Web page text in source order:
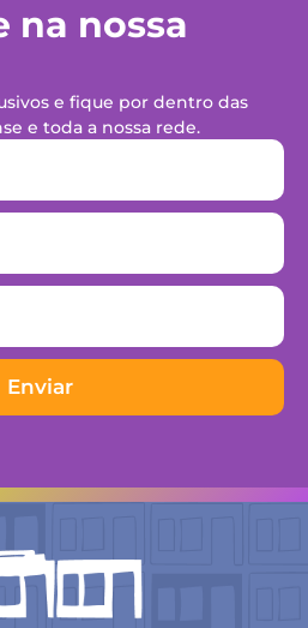
na nossa
e fique por dentro das
e toda a nossa rede.
Enviar